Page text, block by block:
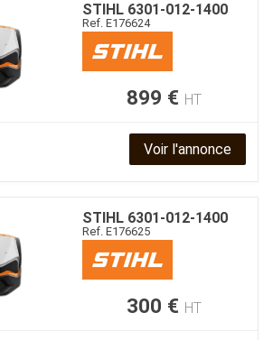
STIHL 6301-012-1400
Ref. E176624
899 € HT
Voir l'annonce
STIHL 6301-012-1400
Ref. E176625
300 € HT